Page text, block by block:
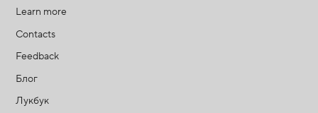
Learn more
Contacts
Feedback
Блог
Лукбук